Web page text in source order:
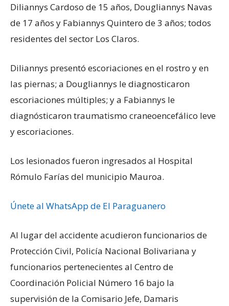
Diliannys Cardoso de 15 años, Dougliannys Navas
de 17 años y Fabiannys Quintero de 3 años; todos
residentes del sector Los Claros.
Diliannys presentó escoriaciones en el rostro y en
las piernas; a Dougliannys le diagnosticaron
escoriaciones múltiples; y a Fabiannys le
diagnósticaron traumatismo craneoencefálico leve
y escoriaciones.
Los lesionados fueron ingresados al Hospital
Rómulo Farías del municipio Mauroa.
Únete al WhatsApp de El Paraguanero
Al lugar del accidente acudieron funcionarios de
Protección Civil, Policía Nacional Bolivariana y
funcionarios pertenecientes al Centro de
Coordinación Policial Número 16 bajo la
supervisión de la Comisario Jefe, Damaris